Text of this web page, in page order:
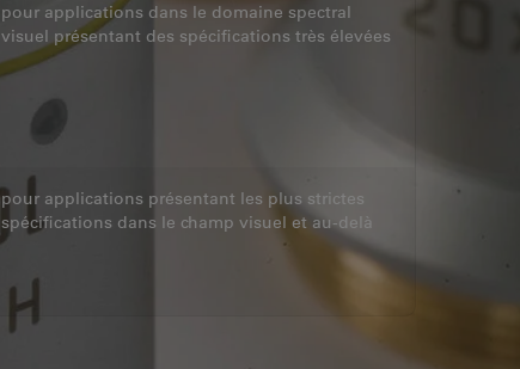
pour applications dans le domaine spectral
visuel présentant des spécifications très élevées
pour applications présentant les plus strictes
spécifications dans le champ visuel et au-delà